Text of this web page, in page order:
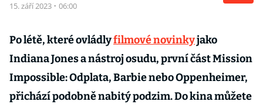
15. září 2023 · 06:00
Po létě, které ovládlyfilmové novinkyjako
Indiana Jones a nástroj osudu, první část Mission
Impossible: Odplata, Barbie nebo Oppenheimer,
přichází podobně nabitý podzim. Do kina můžete